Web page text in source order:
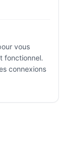
vous
fonctionnel.
connexions